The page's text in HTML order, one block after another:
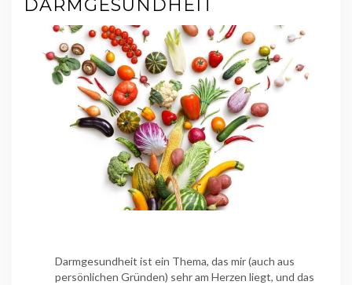
DARMGESUNDHEIT
Darmgesundheit ist ein Thema, das mir (auch aus
persönlichen Gründen) sehr am Herzen liegt, und das